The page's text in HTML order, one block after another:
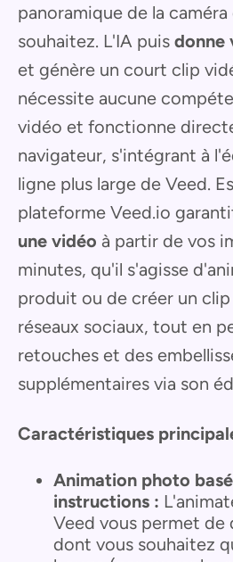
panoramique de la
souhaitez. L'IA puis donne
et génère un court clip
nécessite aucune
vidéo et fonctionne
navigateur, s'intégrant à
ligne plus large de Veed.
plateforme Veed.io
une vidéo à partir de vos
minutes, qu'il s'agisse
produit ou de créer un
réseaux sociaux, tout en
retouches et des
supplémentaires via son
Caractéristiques
Animation photo
instructions :
Veed vous permet de
dont vous souhaitez